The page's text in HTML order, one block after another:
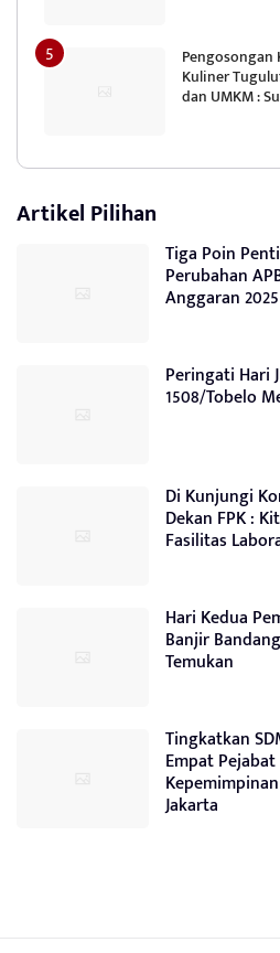
Pengosongan
Kuliner
dan UMKM :
Artikel Pilihan
Tiga Poin
Perubahan
Anggaran 2025
Peringati Hari
1508/Tobelo
Di Kunjungi
Dekan FPK :
Fasilitas
Hari Kedua
Banjir
Temukan
Tingkatkan
Empat
Jakarta